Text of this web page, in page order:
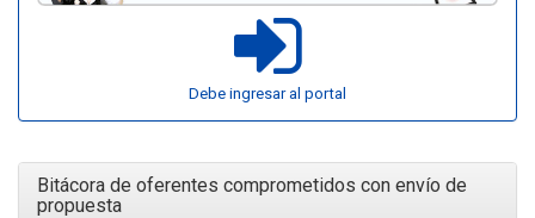
Debe ingresar al portal
Bitácora de oferentes comprometidos con envío de
propuesta